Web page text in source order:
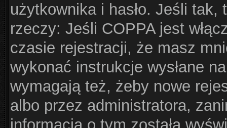
użytkownika i hasło. Jeśli tak,
rzeczy: Jeśli COPPA jest
czasie rejestracji, że masz
wykonać instrukcje wysłane
wymagają też, żeby nowe
albo przez administratora,